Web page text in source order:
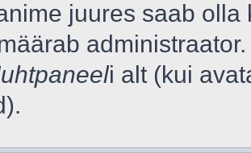
juures saab
i alt (kui